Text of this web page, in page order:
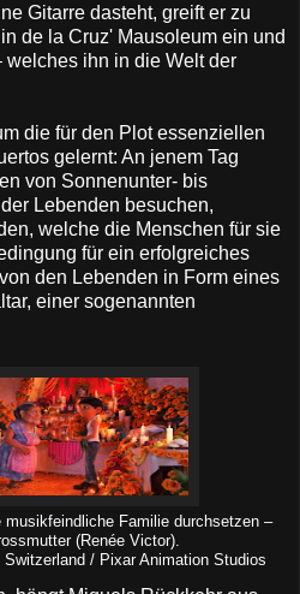
Gitarre dasteht, greift er zu
de la Cruz' Mausoleum ein und
welches ihn in die Welt der
die für den Plot essenziellen
gelernt: An jenem Tag
von Sonnenunter- bis
Lebenden besuchen,
welche die Menschen für sie
für ein erfolgreiches
den Lebenden in Form eines
einer sogenannten
Familie durchsetzen –
(Renée Victor).
/ Pixar Animation Studios